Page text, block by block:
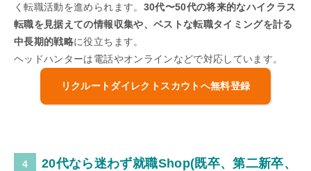
く転職活動を進められます。 30代〜50代の将来的なハイクラス
転職を見据えての情報収集や、ベストな転職タイミングを計る
中長期的戦略に役立ちます。
ヘッドハンターは電話やオンラインなどで対応しています。
リクルートダイレクトスカウトへ無料登録
20代なら迷わず就職Shop(既卒、第二新卒、